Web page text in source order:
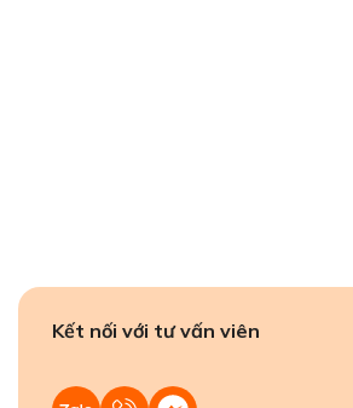
Kết nối với tư vấn viên